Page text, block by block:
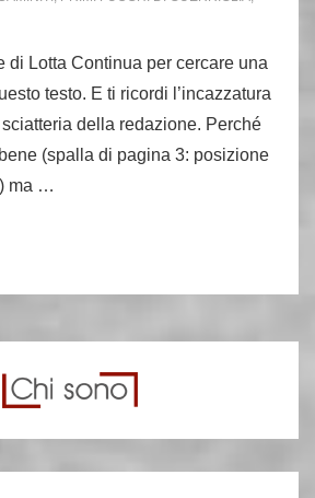
di Lotta Continua per cercare una
testo. E ti ricordi l’incazzatura
della redazione. Perché
(spalla di pagina 3: posizione
ma …